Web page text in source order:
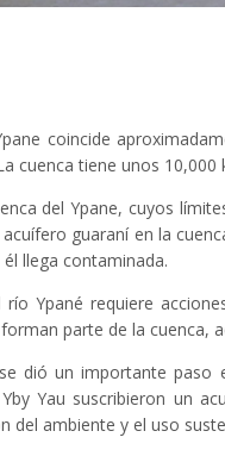
coincide
cuenca tiene unos
del Ypane, cuyos
guaraní en la
llega contaminada.
río Ypané requiere
parte de la cuenca,
dió un importante paso
Yau suscribieron un
del ambiente y el uso